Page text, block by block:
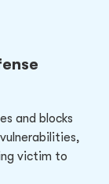
and blocks
victim to